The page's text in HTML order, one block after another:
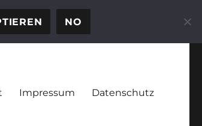
Impressum Datenschutz
NO